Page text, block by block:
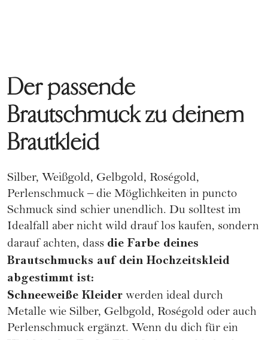
Der passende
Brautschmuck zu deinem
Brautkleid
Silber, Weißgold, Gelbgold, Roségold,
Perlenschmuck – die Möglichkeiten in puncto
Schmuck sind schier unendlich. Du solltest im
Idealfall aber nicht wild drauf los kaufen, sondern
darauf achten, dass die Farbe deines
Brautschmucks auf dein Hochzeitskleid
abgestimmt ist:
Schneeweiße Kleider werden ideal durch
Metalle wie Silber, Gelbgold, Roségold oder auch
Perlenschmuck ergänzt. Wenn du dich für ein